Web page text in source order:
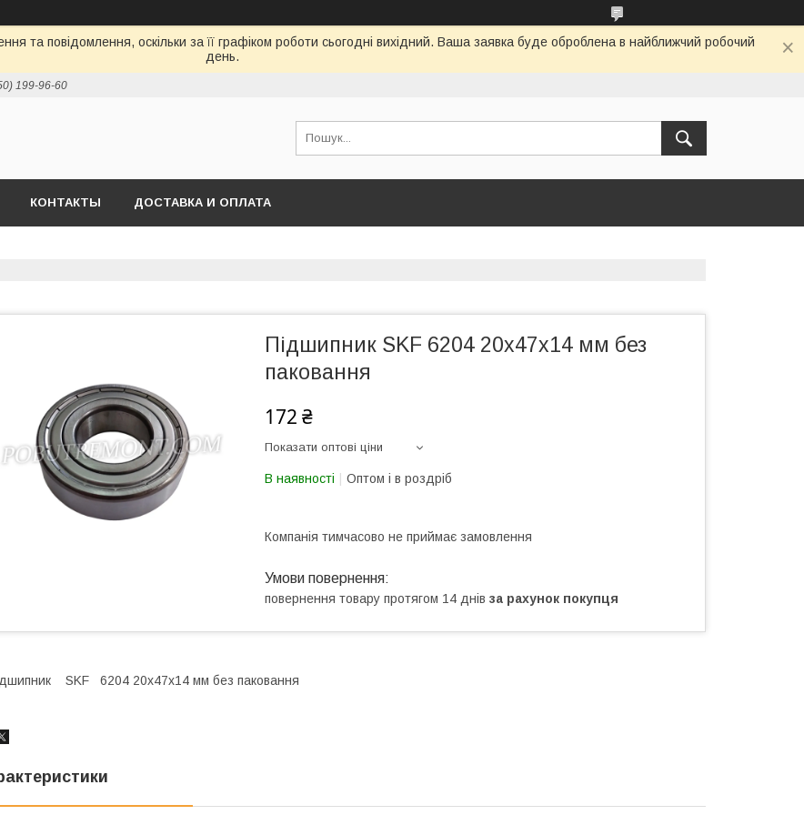
та повідомлення, оскільки за її графіком роботи сьогодні вихідний. Ваша заявка буде оброблена в найближчий робочий
день.
199-96-60
КОНТАКТЫ ДОСТАВКА И ОПЛАТА
Підшипник SKF 6204 20x47x14 мм без
паковання
172 ₴
Показати оптові ціни
В наявності Оптом і в роздріб
Компанія тимчасово не приймає замовлення
повернення товару протягом 14 днів за рахунок покупця
SKF 6204 20x47x14 мм без паковання